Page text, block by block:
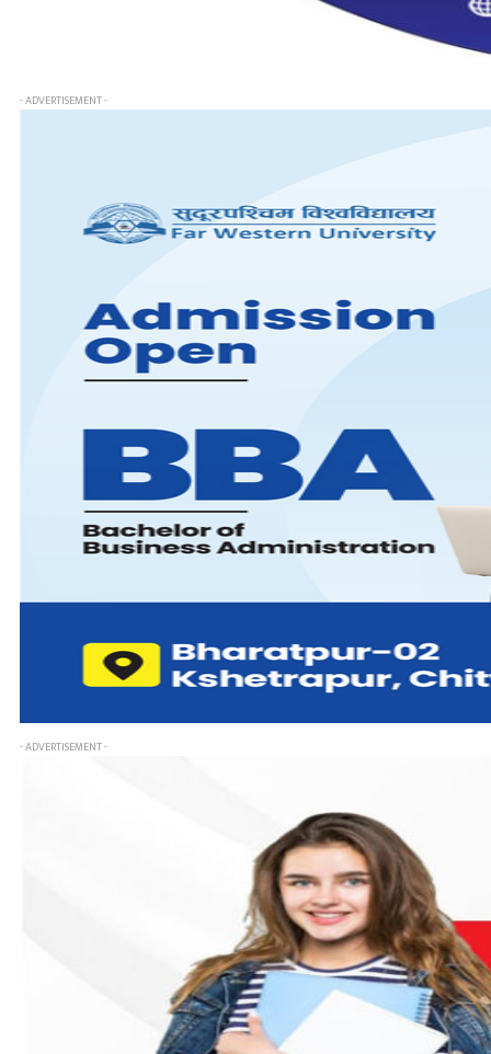
- ADVERTISEMENT -
- ADVERTISEMENT -